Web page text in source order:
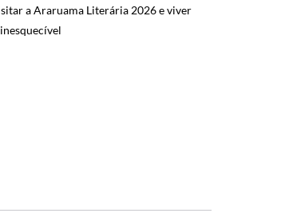
a Araruama Literária 2026 e viver